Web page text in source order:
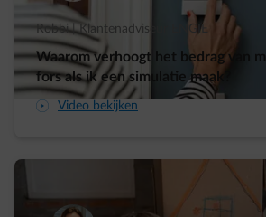
Robbi | Klantenadviseur ENGIE
Waarom verhoogt het bedrag van
fors als ik een simulatie maak?
arrow-play-fwd Video bekijken